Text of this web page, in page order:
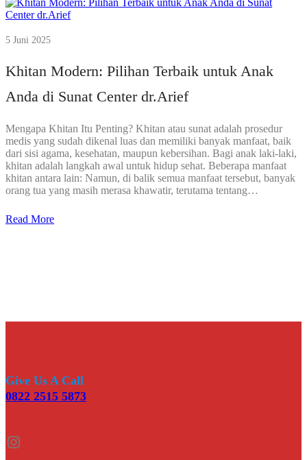
5 Juni 2025
Khitan Modern: Pilihan Terbaik untuk Anak
Anda di Sunat Center dr.Arief
Mengapa Khitan Itu Penting? Khitan atau sunat adalah prosedur
medis yang sudah dikenal luas dan memiliki banyak manfaat, baik
dari sisi agama, kesehatan, maupun kebersihan. Bagi anak laki-laki,
khitan adalah langkah awal untuk hidup sehat. Beberapa manfaat
khitan antara lain: Namun, di balik semua manfaat tersebut, banyak
orang tua yang masih merasa khawatir, terutama tentang…
Read More
Give Us A Call
0822 2515 5873
Instagram